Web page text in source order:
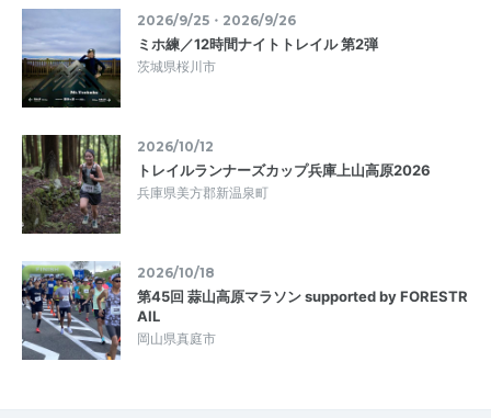
2026/9/25・2026/9/26
ミホ練／12時間ナイトトレイル 第2弾
茨城県桜川市
2026/10/12
トレイルランナーズカップ兵庫上山高原2026
兵庫県美方郡新温泉町
2026/10/18
第45回 蒜山高原マラソン supported by FORESTR
AIL
岡山県真庭市